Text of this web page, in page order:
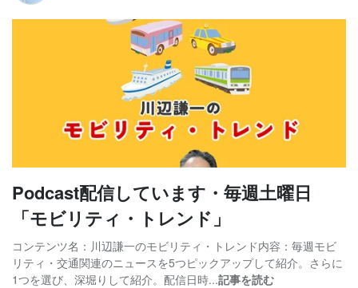
Podcast配信しています・毎週土曜日
「モビリティ・トレンド」
コンテンツ名：川辺謙一のモビリティ・トレンド内容：毎週モビ
リティ・交通関連のニュースを5つピックアップして紹介。さらに
1つを選び、深堀りして紹介。配信日時...記事を読む